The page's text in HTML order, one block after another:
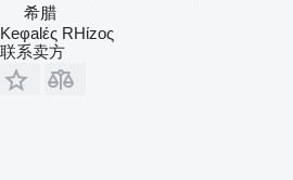
希腊
Keφalές RHίzoς
联系卖方